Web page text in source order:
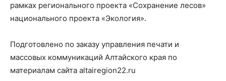
рамках регионального проекта «Сохранение лесов»
национального проекта «Экология».
Подготовлено по заказу управления печати и
массовых коммуникаций Алтайского края по
материалам сайта altairegion22.ru